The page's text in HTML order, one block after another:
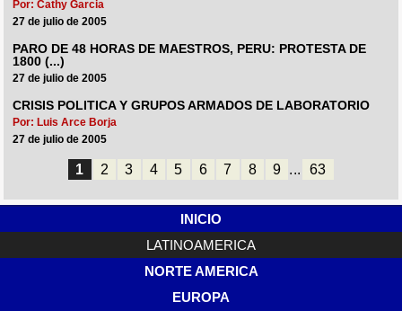
Por: Cathy Garcia
27 de julio de 2005
PARO DE 48 HORAS DE MAESTROS, PERU: PROTESTA DE
1800 (...)
27 de julio de 2005
CRISIS POLITICA Y GRUPOS ARMADOS DE LABORATORIO
Por: Luis Arce Borja
27 de julio de 2005
1 2 3 4 5 6 7 8 9 ... 63
INICIO
LATINOAMERICA
NORTE AMERICA
EUROPA